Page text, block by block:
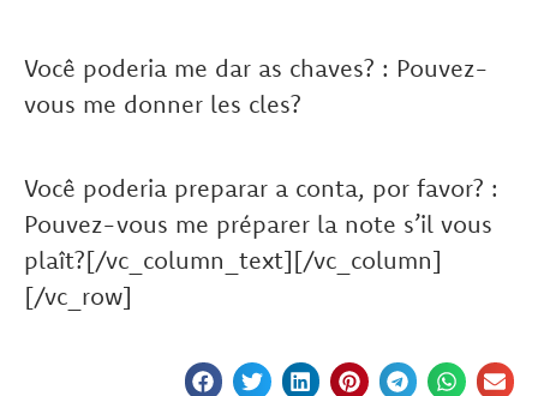
Você poderia me dar as chaves? : Pouvez-
vous me donner les cles?
Você poderia preparar a conta, por favor? :
Pouvez-vous me préparer la note s’il vous
plaît?[/vc_column_text][/vc_column]
[/vc_row]